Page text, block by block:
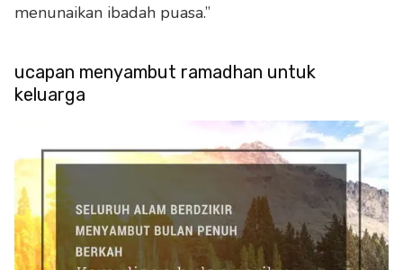
menunaikan ibadah puasa.”
ucapan menyambut ramadhan untuk
keluarga